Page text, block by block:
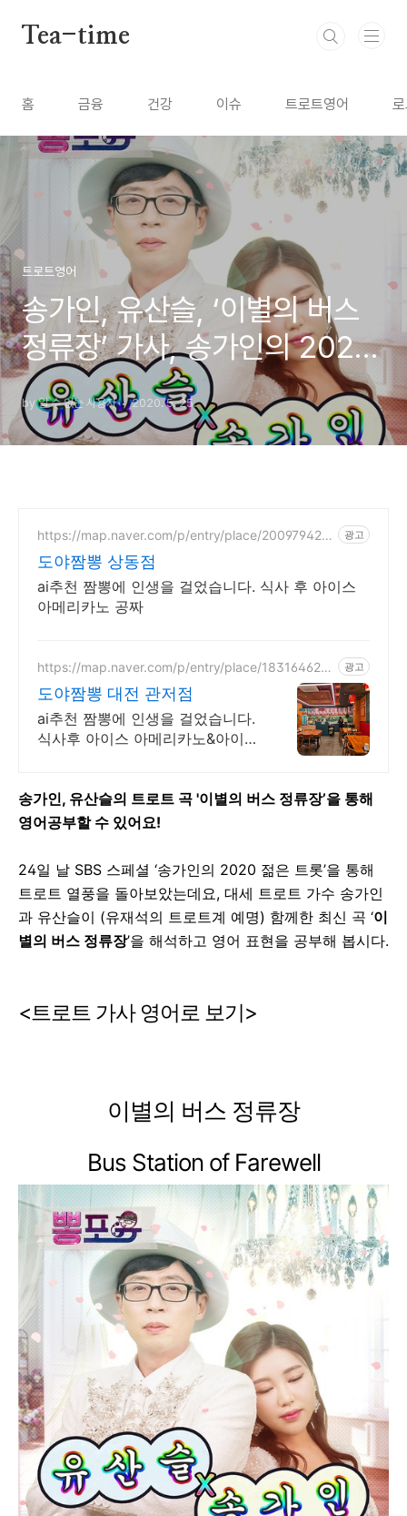
Tea-time
홈 금융 건강 이슈 트로트영어
트로트영어
송가인, 유산슬, ‘이별의 버스
정류장’ 가사, 송가인의 2020
젊은 트롯 (트로트 영어로)
by 알 수 없는 사용자 2020. 5. 25.
https://map.naver.com/p/entry/place/200979429
광고
도야짬뽕 상동점
ai추천 짬뽕에 인생을 걸었습니다. 식사 후 아이스
아메리카노 공짜
https://map.naver.com/p/entry/place/183164622
광고
도야짬뽕 대전 관저점
ai추천 짬뽕에 인생을 걸었습니다.
식사후 아이스 아메리카노&아이스
송가인, 유산슬의 트로트 곡 '이별의 버스 정류장’을 통해
영어공부할 수 있어요!
24일 날 SBS 스페셜 ‘송가인의 2020 젊은 트롯’을 통해
트로트 열풍을 돌아보았는데요, 대세 트로트 가수 송가인
과 유산슬이 (유재석의 트로트계 예명) 함께한 최신 곡 ‘이
별의 버스 정류장’을 해석하고 영어 표현을 공부해 봅시다.
<트로트 가사 영어로 보기>
이별의 버스 정류장
Bus Station of Farewell